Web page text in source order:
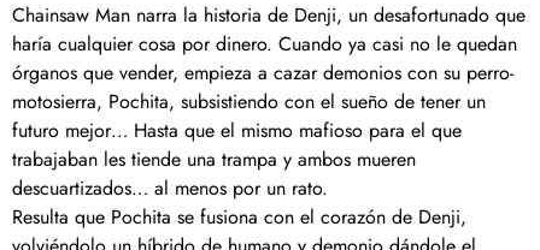
Chainsaw Man narra la historia de Denji, un desafortunado que
haría cualquier cosa por dinero. Cuando ya casi no le quedan
órganos que vender, empieza a cazar demonios con su perro-
motosierra, Pochita, subsistiendo con el sueño de tener un
futuro mejor… Hasta que el mismo mafioso para el que
trabajaban les tiende una trampa y ambos mueren
descuartizados… al menos por un rato.
Resulta que Pochita se fusiona con el corazón de Denji,